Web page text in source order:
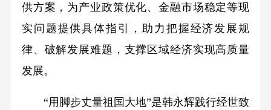
供方案，为产业政策优化、金融市场稳定等现
实问题提供具体指引，助力把握经济发展规
律、破解发展难题，支撑区域经济实现高质量
发展。
“用脚步丈量祖国大地”是韩永辉践行经世致